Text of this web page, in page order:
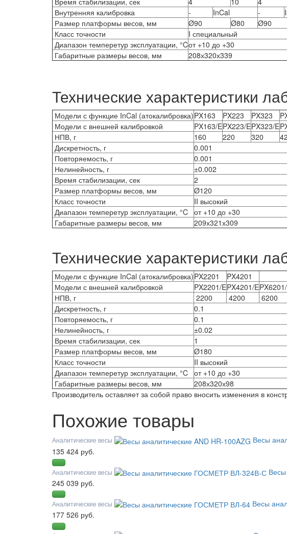
Внутренняя калибровка
- InCal -
Размер платформы весов, мм
Ø90 Ø80 Ø90
Класс точности
I специальный
Диапазон темперетур эксплуатации, °Cот +10 до +30
Габаритные размеры весов, мм
208х320х339
Технические характеристики
Модели с функцие InCal (атокалибровка)PX163 PX223 PX323
Модели с внешней калибровкой
PX163/EPX223/EPX323/E
НПВ, г
160 220 320
Дискретность, г
0.001
Повторяемость, г
0.001
Нелинейность, г
±0.002
Время стабилизации, сек
2
Размер платформы весов, мм
Ø120
Класс точности
II высокий
Диапазон темперетур эксплуатации, °C от +10 до +30
Габаритные размеры весов, мм
209х321х309
Технические характеристики
Модели с функцие InCal (атокалибровка)PX2201
PX4201
Модели с внешней калибровкой
PX2201/EPX4201/E
НПВ, г
2200 4200 6200
Дискретность, г
0.1
Повторяемость, г
0.1
Нелинейность, г
±0.02
Время стабилизации, сек
1
Размер платформы весов, мм
Ø180
Класс точности
II высокий
Диапазон темперетур эксплуатации, °C от +10 до +30
Габаритные размеры весов, мм
208х320х98
Производитель оставляет за собой право вносить изменения в
Похожие товары
Аналитические весы
Весы
135 424 руб.
Аналитические весы
245 039 руб.
Аналитические весы
Весы
177 526 руб.